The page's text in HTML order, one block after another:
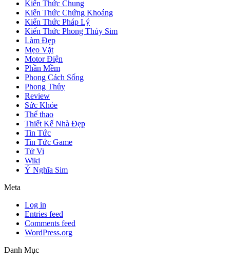
Kiến Thức Chung
Kiến Thức Chứng Khoáng
Kiến Thức Pháp Lý
Kiến Thức Phong Thủy Sim
Làm Đẹp
Mẹo Vặt
Motor Điện
Phần Mềm
Phong Cách Sống
Phong Thủy
Review
Sức Khỏe
Thể thao
Thiết Kế Nhà Đẹp
Tin Tức
Tin Tức Game
Tử Vi
Wiki
Ý Nghĩa Sim
Meta
Log in
Entries feed
Comments feed
WordPress.org
Danh Mục